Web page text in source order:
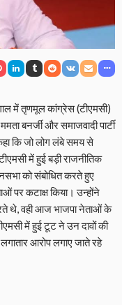
में तृणमूल कांग्रेस (टीएमसी)
बनर्जी और समाजवादी पार्टी
कि जो लोग लंबे समय से
में हुई बड़ी राजनीतिक
को संबोधित करते हुए
पर कटाक्ष किया। उन्होंने
थे, वही आज भाजपा नेताओं के
में हुई टूट ने उन दावों की
आरोप लगाए जाते रहे